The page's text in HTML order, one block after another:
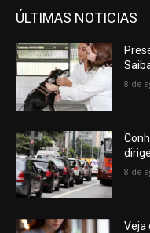
ÚLTIMAS NOTICIAS
8 de
8 de
Veja